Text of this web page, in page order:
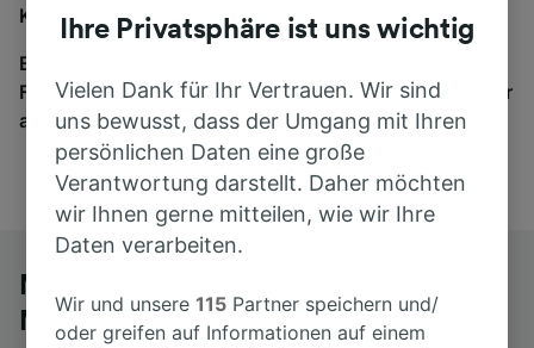
Kosten für Bahn- und Busreisen miteinander.
Egal, wohin die Reise geht – starten Sie mit uns.
Finden Sie hier Fahrkarten für Verbindungen von mehr
als 170 Bahn- und Busunternehmen.
Mit dem Fernbus von Granada nach
Madrid
Ihre Privatsphäre ist uns wichtig
Vielen Dank für Ihr Vertrauen. Wir sind
uns bewusst, dass der Umgang mit Ihren
persönlichen Daten eine große
Verantwortung darstellt. Daher möchten
wir Ihnen gerne mitteilen, wie wir Ihre
Daten verarbeiten.
Wir und unsere115 Partner speichern und/
oder greifen auf Informationen auf einem